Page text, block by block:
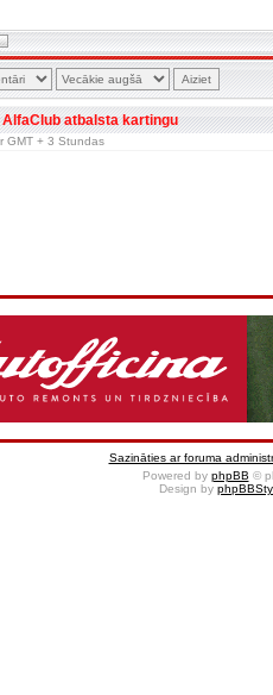
AlfaClub atbalsta kartingu
GMT + 3 Stundas
Sazināties ar foruma
Powered by phpBB ©
Design by